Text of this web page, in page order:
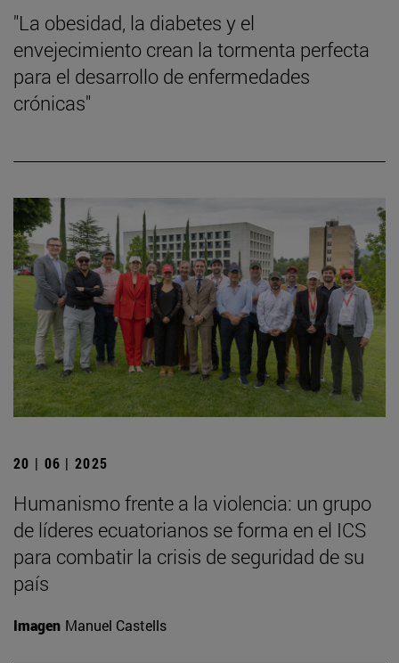
"La obesidad, la diabetes y el
envejecimiento crean la tormenta perfecta
para el desarrollo de enfermedades
crónicas"
20 | 06 | 2025
Humanismo frente a la violencia: un grupo
de líderes ecuatorianos se forma en el ICS
para combatir la crisis de seguridad de su
país
Imagen Manuel Castells